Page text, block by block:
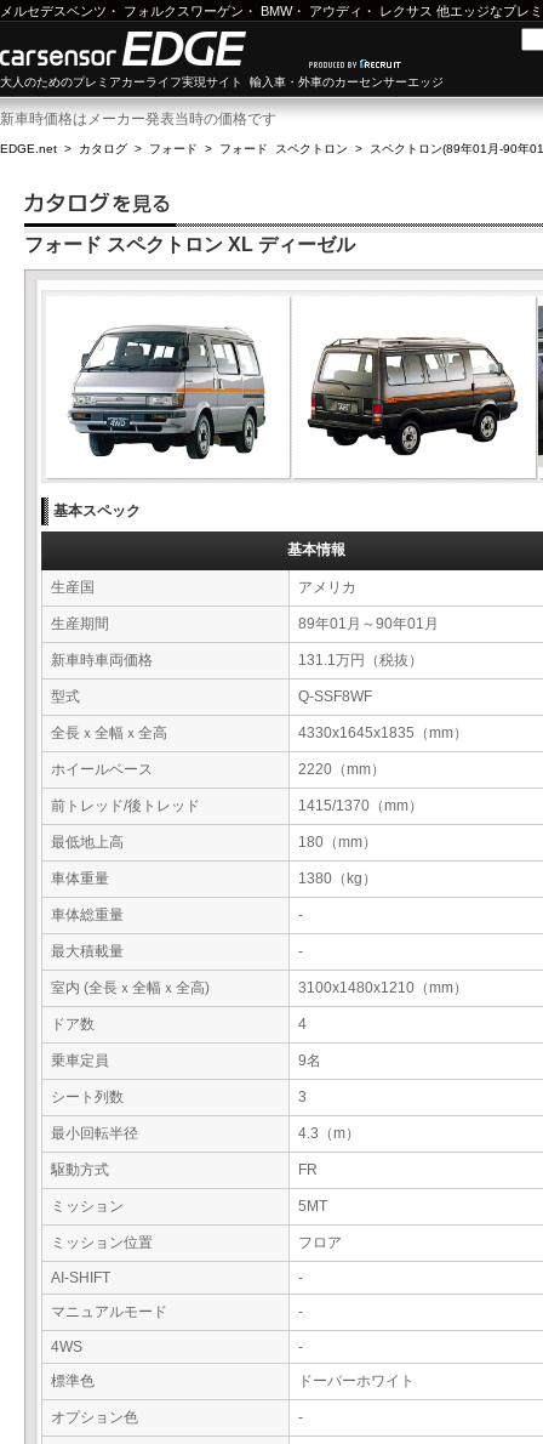
メルセデスベンツ ・ フォルクスワーゲン ・ BMW・ アウディ ・ レクサス 他エッジなプレ
大人のためのプレミアカーライフ実現サイト 輸入車・外車のカーセンサーエッジ
新車時価格はメーカー発表当時の価格です
EDGE.net > カタログ > フォード > フォード スペクトロン > スペクトロン(89年01月-90年
フォード スペクトロン XL ディーゼル
基本スペック
基本情報
生産国 アメリカ
生産期間 89年01月～90年01月
新車時車両価格 131.1万円（税抜）
型式 Q-SSF8WF
全長ｘ全幅ｘ全高 4330x1645x1835（mm）
ホイールベース 2220（mm）
前トレッド/後トレッド 1415/1370（mm）
最低地上高 180（mm）
車体重量 1380（kg）
車体総重量 -
最大積載量 -
室内 (全長ｘ全幅ｘ全高) 3100x1480x1210（mm）
ドア数 4
乗車定員 9名
シート列数 3
最小回転半径 4.3（m）
駆動方式 FR
ミッション 5MT
ミッション位置 フロア
AI-SHIFT
-
マニュアルモード
-
4WS
-
標準色
ドーバーホワイト
オプション色 -